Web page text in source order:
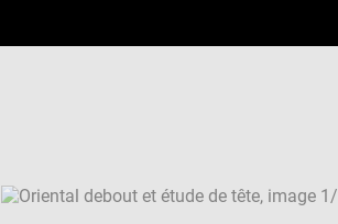
SKIP IMAGE CAROUSEL
Download
Next
Previous